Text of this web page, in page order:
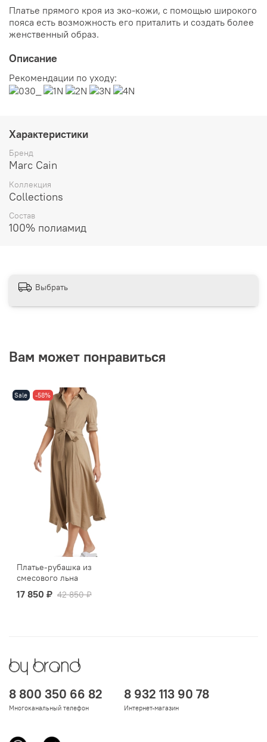
Платье прямого кроя из эко-кожи, с помощью широкого
пояса есть возможность его приталить и создать более
женственный образ.
Описание
Рекомендации по уходу:
Характеристики
Бренд
Marc Cain
Коллекция
Collections
Состав
100% полиамид
Выбрать
Вам может понравиться
Sale -58%
Платье-рубашка из
смесового льна
17 850 ₽ 42 850 ₽
8 800 350 66 82
Многоканальный телефон
8 932 113 90 78
Интернет-магазин